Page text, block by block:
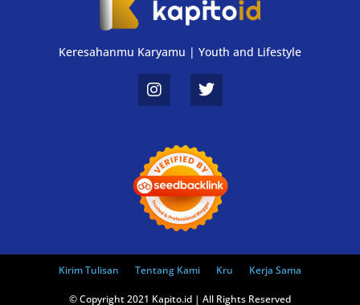
Keresahanmu Karyamu | Youth and Lifestyle
Kirim Tulisan Tentang Kami Kru Kerja Sama
© Copyright 2021 Kapito.id | All Rights Reserved